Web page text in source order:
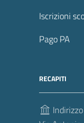
Iscrizioni
Pago PA
RECAPITI
Indirizzo